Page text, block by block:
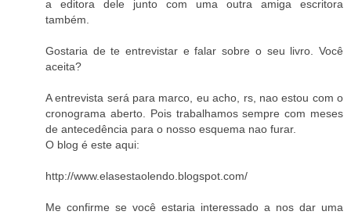
a editora dele junto com uma outra amiga escritora
também.
Gostaria de te entrevistar e falar sobre o seu livro. Você
aceita?
A entrevista será para marco, eu acho, rs, nao estou com o
cronograma aberto. Pois trabalhamos sempre com meses
de antecedência para o nosso esquema nao furar.
O blog é este aqui:
http://www.elasestaolendo.blogspot.com/
Me confirme se você estaria interessado a nos dar uma